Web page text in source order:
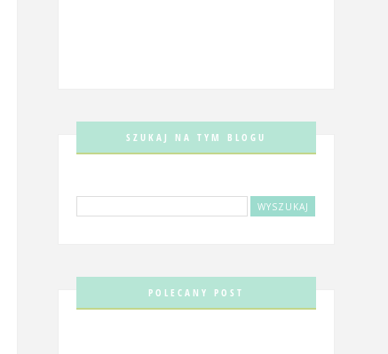
SZUKAJ NA TYM BLOGU
POLECANY POST